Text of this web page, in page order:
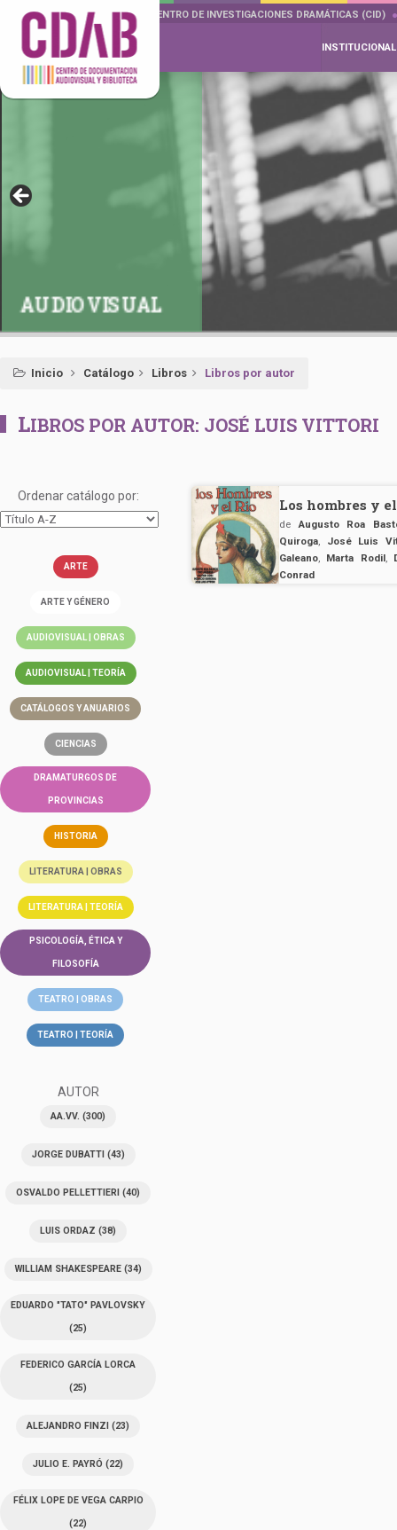
DOCUMENTA DRAMÁTICAS CENTRO DE INVESTIGACIONES DRAMÁTICAS (CID)
INSTITUCIONAL
AUDIOVISUAL
Inicio Catálogo Libros Libros por autor
LIBROS POR AUTOR: JOSÉ LUIS VITTORI
Ordenar catálogo por:
ARTE
ARTE Y GÉNERO
AUDIOVISUAL | OBRAS
AUDIOVISUAL | TEORÍA
CATÁLOGOS Y ANUARIOS
CIENCIAS
DRAMATURGOS DE
PROVINCIAS
HISTORIA
LITERATURA | OBRAS
LITERATURA | TEORÍA
PSICOLOGÍA, ÉTICA Y
FILOSOFÍA
TEATRO | OBRAS
TEATRO | TEORÍA
AUTOR
AA.VV. (300)
JORGE DUBATTI(43)
OSVALDO PELLETTIERI (40)
LUIS ORDAZ (38)
WILLIAM SHAKESPEARE(34)
EDUARDO "TATO" PAVLOVSKY
(25)
FEDERICO GARCÍA LORCA
(25)
ALEJANDRO FINZI (23)
JULIO E. PAYRÓ (22)
FÉLIX LOPE DE VEGA CARPIO
(22)
Los hombres y
deAugusto Roa
Quiroga, José Luis
Galeano, Marta Rodil,
Conrad